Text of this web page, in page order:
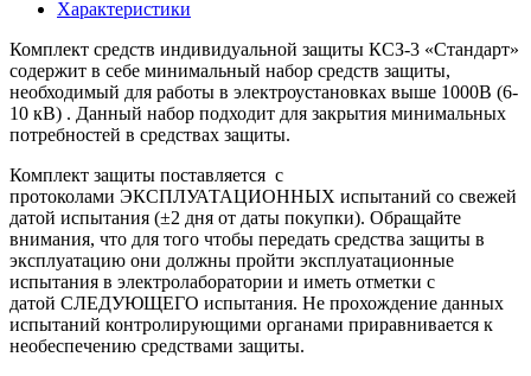
Характеристики
Комплект средств индивидуальной защиты КСЗ-3 «Стандарт»
содержит в себе минимальный набор средств защиты,
необходимый для работы в электроустановках выше 1000В (6-
10 кВ) . Данный набор подходит для закрытия минимальных
потребностей в средствах защиты.
Комплект защиты поставляется с
протоколами ЭКСПЛУАТАЦИОННЫХ испытаний со свежей
датой испытания (±2 дня от даты покупки). Обращайте
внимания, что для того чтобы передать средства защиты в
эксплуатацию они должны пройти эксплуатационные
испытания в электролаборатории и иметь отметки с
датой СЛЕДУЮЩЕГО испытания. Не прохождение данных
испытаний контролирующими органами приравнивается к
необеспечению средствами защиты.